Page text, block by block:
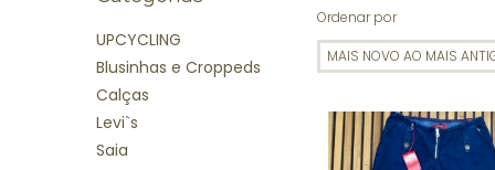
UPCYCLING
Blusinhas e Croppeds
Calças
Levi`s
Saia
Ordenar por